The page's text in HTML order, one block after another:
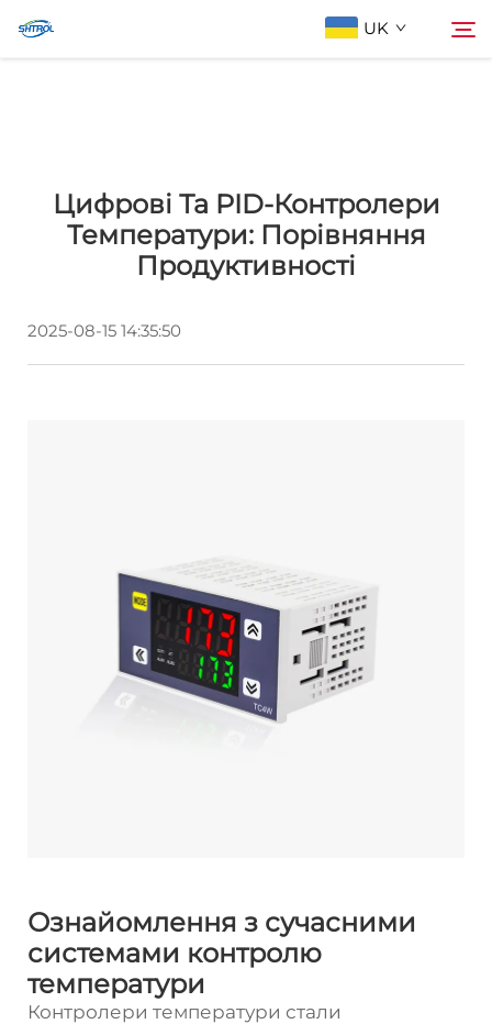
UK
Продукти
Зв'яжіться з нами
Цифрові Та PID-Контролери
Температури: Порівняння
Продуктивності
2025-08-15 14:35:50
Ознайомлення з сучасними
системами контролю
температури
Контролери температури стали